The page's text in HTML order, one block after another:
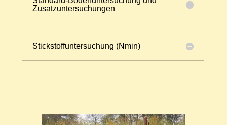
Zusatzuntersuchungen
Stickstoffuntersuchung (Nmin)